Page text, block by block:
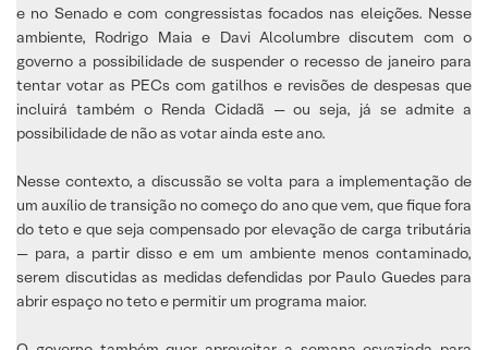
e no Senado e com congressistas focados nas eleições. Nesse
ambiente, Rodrigo Maia e Davi Alcolumbre discutem com o
governo a possibilidade de suspender o recesso de janeiro para
tentar votar as PECs com gatilhos e revisões de despesas que
incluirá também o Renda Cidadã — ou seja, já se admite a
possibilidade de não as votar ainda este ano.
Nesse contexto, a discussão se volta para a implementação de
um auxílio de transição no começo do ano que vem, que fique fora
do teto e que seja compensado por elevação de carga tributária
— para, a partir disso e em um ambiente menos contaminado,
serem discutidas as medidas defendidas por Paulo Guedes para
abrir espaço no teto e permitir um programa maior.